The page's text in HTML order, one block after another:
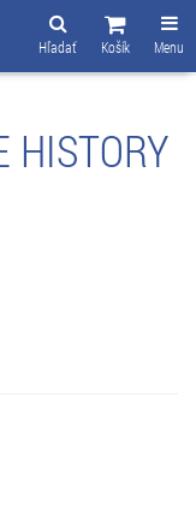
Menu
Košík
Hľadať
HISTORY